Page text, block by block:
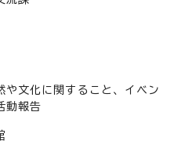
や文化に関すること、イベン
動報告